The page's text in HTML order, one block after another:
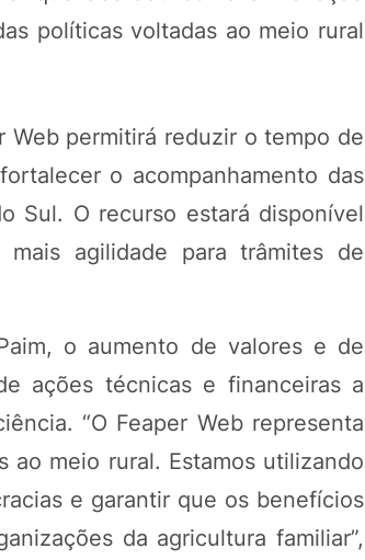
políticas voltadas ao meio rural
Web permitirá reduzir o tempo de
o acompanhamento das
Sul. O recurso estará disponível
agilidade para trâmites de
o aumento de valores e de
ações técnicas e financeiras a
“O Feaper Web representa
ao meio rural. Estamos utilizando
e garantir que os benefícios
da agricultura familiar”,